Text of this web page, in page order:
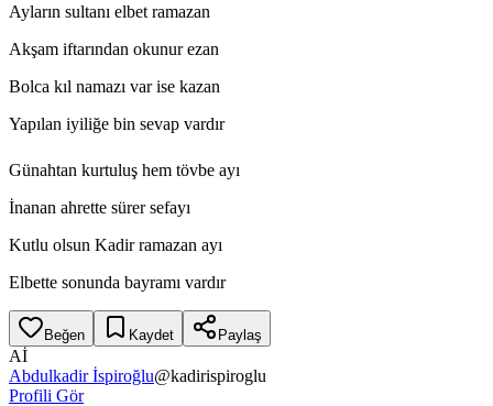
Ayların sultanı elbet ramazan
Akşam iftarından okunur ezan
Bolca kıl namazı var ise kazan
Yapılan iyiliğe bin sevap vardır
Günahtan kurtuluş hem tövbe ayı
İnanan ahrette sürer sefayı
Kutlu olsun Kadir ramazan ayı
Elbette sonunda bayramı vardır
Beğen Kaydet Paylaş
Aİ
Abdulkadir İspiroğlu@kadirispiroglu
Profili Gör